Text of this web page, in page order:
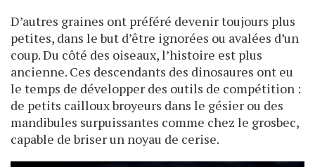
D’autres graines ont préféré devenir toujours plus
petites, dans le but d’être ignorées ou avalées d’un
coup. Du côté des oiseaux, l’histoire est plus
ancienne. Ces descendants des dinosaures ont eu
le temps de développer des outils de compétition :
de petits cailloux broyeurs dans le gésier ou des
mandibules surpuissantes comme chez le grosbec,
capable de briser un noyau de cerise.